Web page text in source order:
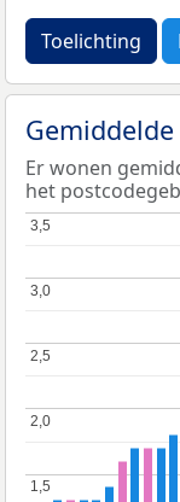
Toelichting
Er wonen
het
1,5
1,5
2,0
2,0
2,5
2,5
3,0
3,0
3,5
3,5